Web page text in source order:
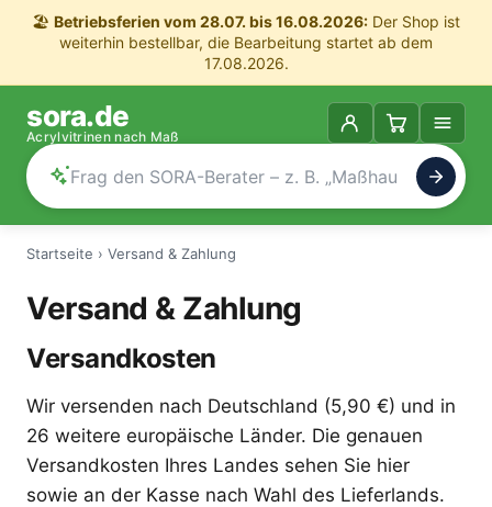
🏖️ Betriebsferien vom 28.07. bis 16.08.2026: Der Shop ist
weiterhin bestellbar, die Bearbeitung startet ab dem
17.08.2026.
sora.de
Acrylvitrinen nach Maß
Startseite › Versand & Zahlung
Versand & Zahlung
Versandkosten
Wir versenden nach Deutschland (5,90 €) und in
26 weitere europäische Länder. Die genauen
Versandkosten Ihres Landes sehen Sie hier
sowie an der Kasse nach Wahl des Lieferlands.